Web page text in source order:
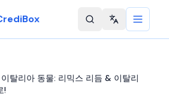
Change
탈리아 동물: 리믹스 리듬 & 이탈리
!